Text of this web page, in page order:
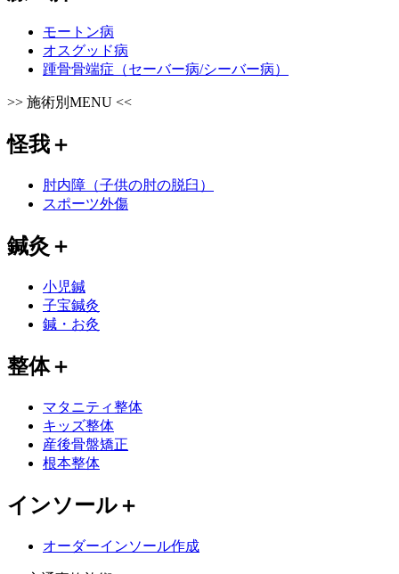
モートン病
オスグッド病
踵骨骨端症（セーバー病/シーバー病）
>> 施術別MENU <<
怪我＋
肘内障（子供の肘の脱臼）
スポーツ外傷
鍼灸 ＋
小児鍼
子宝鍼灸
鍼・お灸
整体＋
マタニティ整体
キッズ整体
産後骨盤矯正
根本整体
インソール＋
オーダーインソール作成